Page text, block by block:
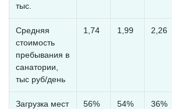
тыс.
Средняя
стоимость
пребывания в
санатории,
тыс руб/день
1,74 1,99 2,26
Загрузка мест
56% 54% 36%